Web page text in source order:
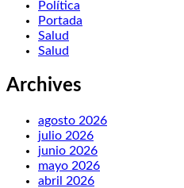
Política
Portada
Salud
Salud
Archives
agosto 2026
julio 2026
junio 2026
mayo 2026
abril 2026